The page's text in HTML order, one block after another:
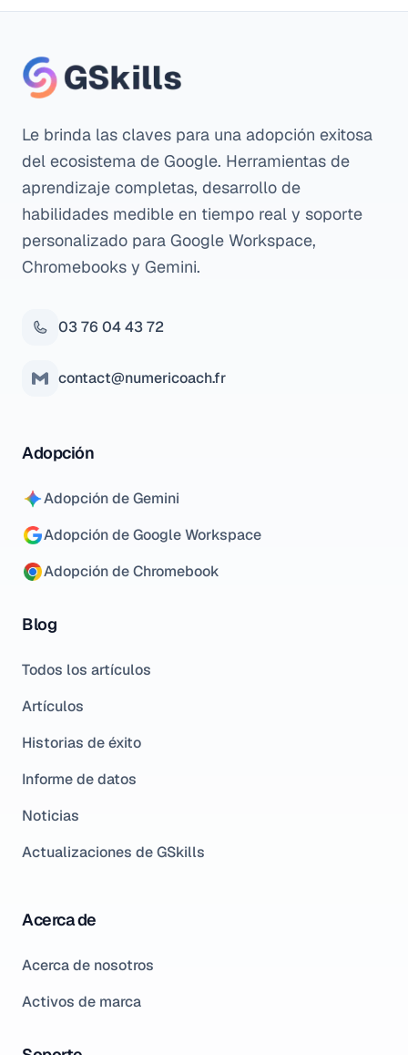
Le brinda las claves para una adopción exitosa
del ecosistema de Google. Herramientas de
aprendizaje completas, desarrollo de
habilidades medible en tiempo real y soporte
personalizado para Google Workspace,
Chromebooks y Gemini.
03 76 04 43 72
contact@numericoach.fr
Adopción
Adopción de Gemini
Adopción de Google Workspace
Adopción de Chromebook
Blog
Todos los artículos
Artículos
Historias de éxito
Informe de datos
Noticias
Actualizaciones de GSkills
Acerca de
Acerca de nosotros
Activos de marca